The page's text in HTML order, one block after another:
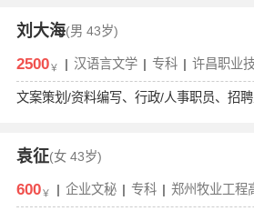
刘大海(男 43岁)
2500￥ | 汉语言文学 | 专科 | 许昌职业
文案策划/资料编写、行政/人事职员、招
袁征(女 43岁)
600￥ | 企业文秘 | 专科 | 郑州牧业工程